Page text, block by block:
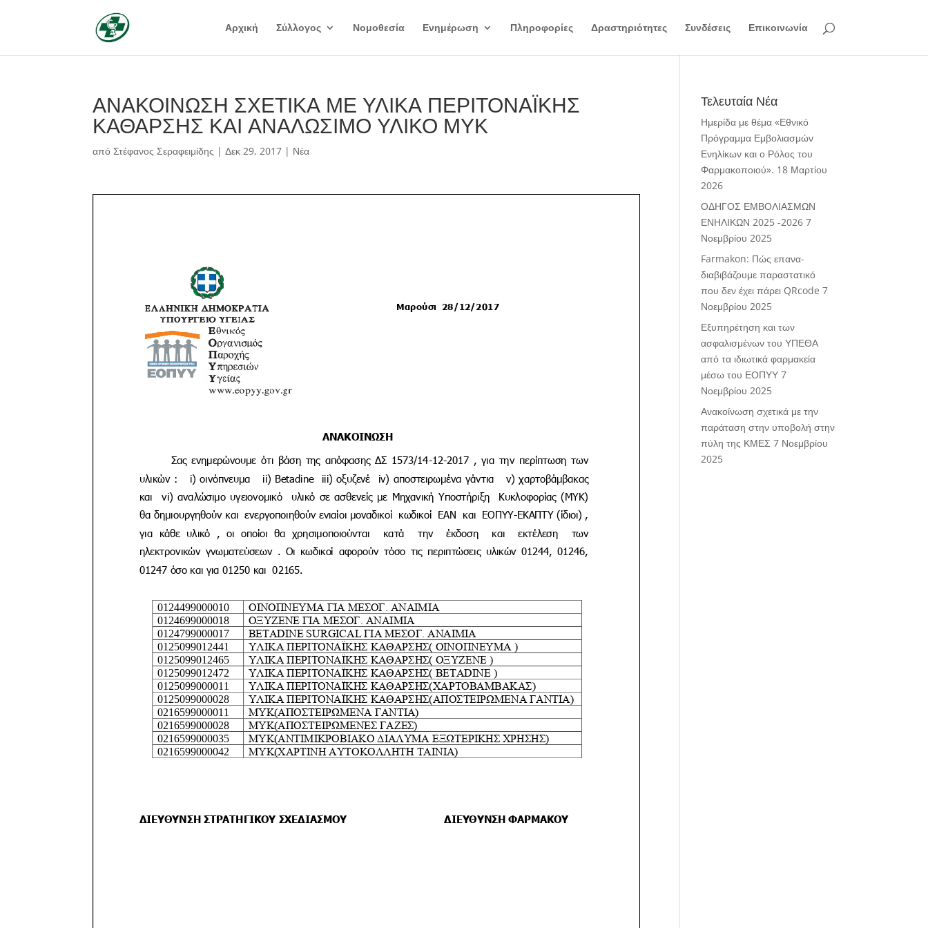
Αρχική Σύλλογος Νομοθεσία Ενημέρωση Πληροφορίες Δραστηριότητες Συνδέσεις Επικοινωνία
ΑΝΑΚΟΙΝΩΣΗ ΣΧΕΤΙΚΑ ΜΕ ΥΛΙΚΑ ΠΕΡΙΤΟΝΑΪΚΗΣ
ΚΑΘΑΡΣΗΣ ΚΑΙ ΑΝΑΛΩΣΙΜΟ ΥΛΙΚΟ ΜΥΚ
απόΣτέφανος Σεραφειμίδης |Δεκ 29, 2017 | Νέα
Τελευταία Νέα
Ημερίδα με θέμα «Εθνικό
Πρόγραμμα Εμβολιασμών
Ενηλίκων και ο Ρόλος του
Φαρμακοποιού». 18 Μαρτίου
2026
ΟΔΗΓΟΣ ΕΜΒΟΛΙΑΣΜΩΝ
ΕΝΗΛΙΚΩΝ 2025 -2026 7
Νοεμβρίου 2025
Farmakon: Πώς επανα-
διαβιβάζουμε παραστατικό
που δεν έχει πάρει QRcode 7
Νοεμβρίου 2025
Εξυπηρέτηση και των
ασφαλισμένων του ΥΠΕΘΑ
από τα ιδιωτικά φαρμακεία
μέσω του ΕΟΠΥΥ 7
Νοεμβρίου 2025
Ανακοίνωση σχετικά με την
παράταση στην υποβολή στην
πύλη της ΚΜΕΣ 7 Νοεμβρίου
2025